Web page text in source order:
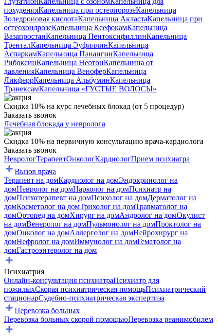
похуденияКапельница при остеопорозеКапельница
Золедроновая кислотаКапельница АкластаКапельница при
остеохондрозеКапельница КсефокамКапельница
ВазапростанКапельница ПентоксифиллинКапельница
ТренталКапельница ЭуфиллинКапельница
АспаркамКапельница ПанангинКапельница
РибоксинКапельница НеотонКапельница от
давленияКапельница ВеноферКапельница
ЛикферрКапельница АльбуминКапельница
ТранексамКапельница «ГУСТЫЕ ВОЛОСЫ»
Скидка 10% на курс лечебных блокад (от 5 процедур)
Заказать звонок
Лечебная блокада у невролога
Скидка 10% на первичную консультацию врача-кардиолога
Заказать звонок
НеврологТерапевтОнкологКардиологПрием психиатра
Вызов врача
Терапевт на домКардиолог на домЭндокринолог на
домНевролог на домНарколог на домПсихиатр на
домПсихотерапевт на домПсихолог на домДерматолог на
домКосметолог на домТрихолог на домТравматолог на
домОртопед на домХирург на домАндролог на домОкулист
на домВенеролог на домПульмонолог на домПроктолог на
домОнколог на домАллерголог на домНейрохирург на
домНефролог на домИммунолог на домГематолог на
домГастроэнтеролог на дом
Психиатрия
Онлайн-консультация психиатраПсихиатр для
пожилыхСкорая психиатрическая помощьПсихиатрический
стационарСудебно-психиатрическая экспертиза
Перевозка больных
Перевозка больных скорой помощьюПеревозка реанимобилем